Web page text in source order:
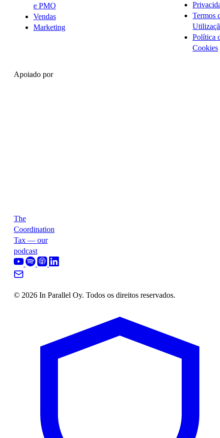
e PMO
Vendas
Marketing
Termos
Política
Cookies
Apoiado por
The
Coordination
Tax — our
podcast
© 2026 In Parallel Oy. Todos os direitos reservados.